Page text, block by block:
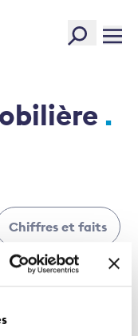
Chiffres et faits
techniques